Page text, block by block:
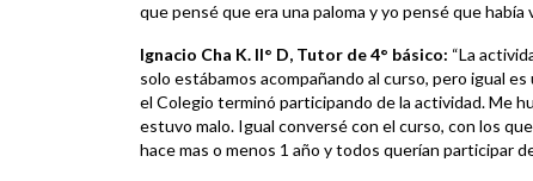
que pensé que era una paloma y yo pensé que había
Ignacio Cha K. II° D, Tutor de 4° básico: “La
solo estábamos acompañando al curso, pero igual
el Colegio terminó participando de la actividad. Me
estuvo malo. Igual conversé con el curso, con los
hace mas o menos 1 año y todos querían participar